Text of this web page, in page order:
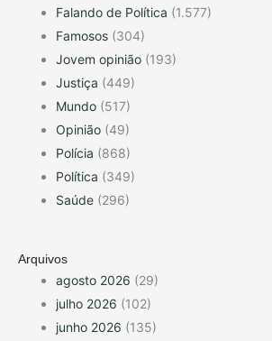
Falando de Política (1.577)
Famosos (304)
Jovem opinião (193)
Justiça (449)
Mundo (517)
Opinião (49)
Polícia (868)
Política (349)
Saúde (296)
Arquivos
agosto 2026 (29)
julho 2026 (102)
junho 2026 (135)